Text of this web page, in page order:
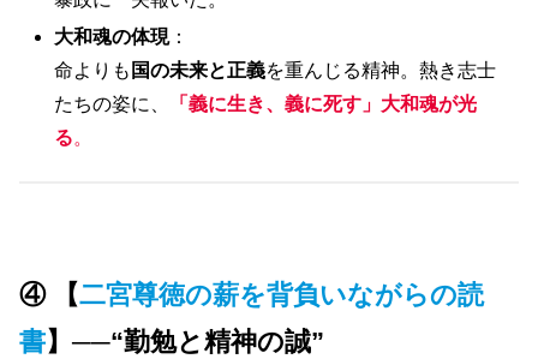
大和魂の体現：
命よりも 国の未来と正義を重んじる精神。熱き志士
たちの姿に、
「義に生き、義に死す」大和魂が光
る。
④ 【二宮尊徳の薪を背負いながらの読
書】──“勤勉と精神の誠”